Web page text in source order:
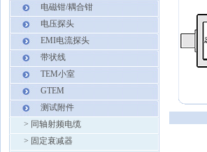
电磁钳/耦合钳
电压探头
EMI电流探头
带状线
TEM小室
GTEM
测试附件
> 同轴射频电缆
> 固定衰减器